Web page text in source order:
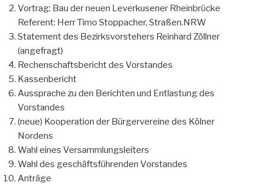
Vortrag: Bau der neuen Leverkusener Rheinbrücke
Referent: Herr Timo Stoppacher, Straßen.NRW
Statement des Bezirksvorstehers Reinhard Zöllner
(angefragt)
Rechenschaftsbericht des Vorstandes
Kassenbericht
Aussprache zu den Berichten und Entlastung des
Vorstandes
(neue) Kooperation der Bürgervereine des Kölner
Nordens
Wahl eines Versammlungsleiters
Wahl des geschäftsführenden Vorstandes
Anträge